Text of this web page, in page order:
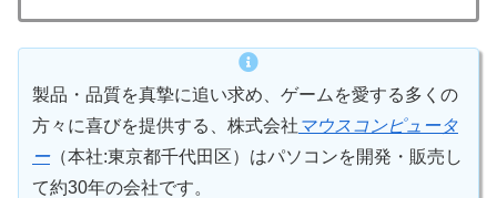
製品・品質を真摯に追い求め、ゲームを愛する多くの
方々に喜びを提供する、株式会社 マウスコンピュータ
ー（本社:東京都千代田区）はパソコンを開発・販売し
て約30年の会社です。